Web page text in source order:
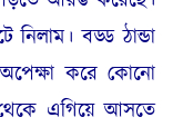
বড্ড ঠান্ডা
করে কোনো
এগিয়ে আসতে